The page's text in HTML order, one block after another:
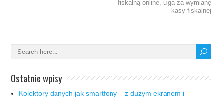
fiskalną online, ulga za wymianę
kasy fiskalnej
Ostatnie wpisy
Kolektory danych jak smartfony – z dużym ekranem i